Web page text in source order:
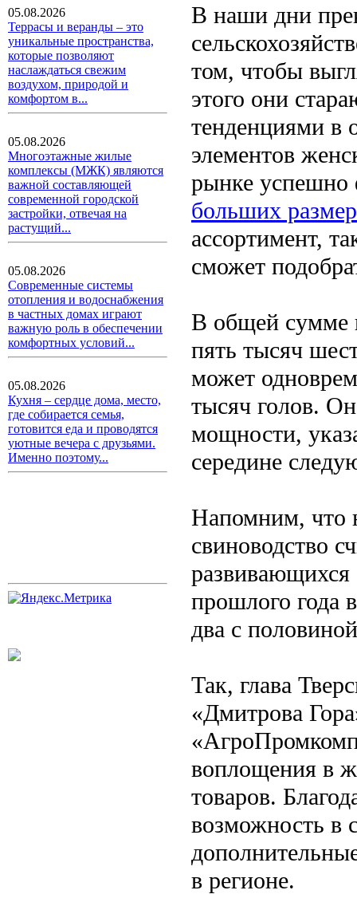
05.08.2026
Террасы и веранды – это
уникальные пространства,
которые позволяют
наслаждаться свежим
воздухом, природой и
комфортом в...
05.08.2026
Многоэтажные жилые
комплексы (МЖК) являются
важной составляющей
современной городской
застройки, отвечая на
растущий...
05.08.2026
Современные системы
отопления и водоснабжения
в частных домах играют
важную роль в обеспечении
комфортных условий...
05.08.2026
Кухня – сердце дома, место,
где собирается семья,
готовится еда и проводятся
уютные вечера с друзьями.
Именно поэтому...
В наши дни
том, чтобы
этого они
тенденциями в
элементов
рынке успешно
больших
ассортимент,
сможет
В общей сумме
пять тысяч
может
тысяч голов.
мощности,
середине
Напомним, что
свиноводство
развивающихся
прошлого года
два с
Так, глава
«Дмитрова
воплощения в
товаров.
возможность в
в регионе.